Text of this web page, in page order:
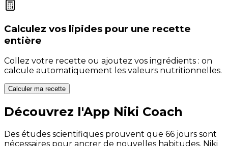
Calculez vos lipides pour une recette
entière
Collez votre recette ou ajoutez vos ingrédients : on
calcule automatiquement les valeurs nutritionnelles.
Calculer ma recette
Découvrez l'App Niki Coach
Des études scientifiques prouvent que 66 jours sont
nécessaires pour ancrer de nouvelles habitudes. Niki